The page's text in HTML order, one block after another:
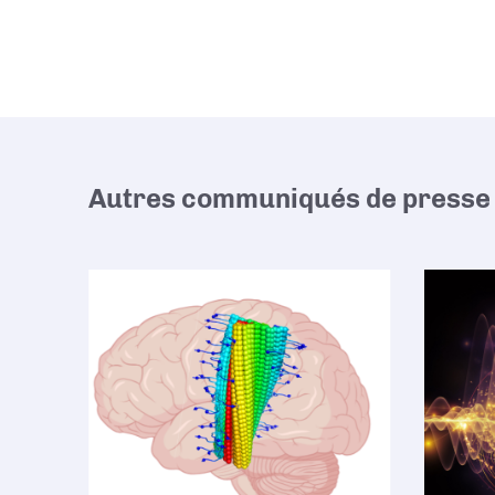
Autres communiqués de presse